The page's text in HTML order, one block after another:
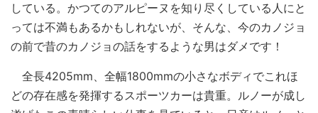
している。かつてのアルピーヌを知り尽くしている人にと
っては不満もあるかもしれないが、そんな、今のカノジョ
の前で昔のカノジョの話をするような男はダメです！
全長4205mm、全幅1800mmの小さなボディでこれほ
どの存在感を発揮するスポーツカーは貴重。ルノーが成し